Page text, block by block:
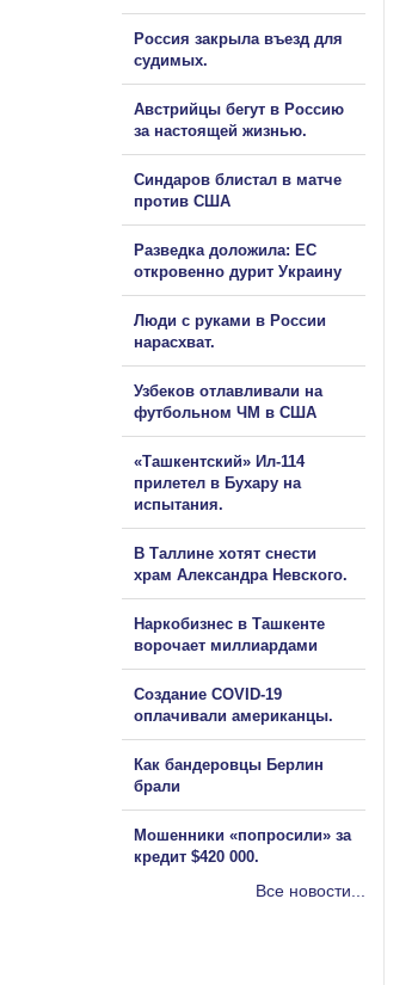
Россия закрыла въезд для
судимых.
Австрийцы бегут в Россию
за настоящей жизнью.
Синдаров блистал в матче
против США
Разведка доложила: ЕС
откровенно дурит Украину
Люди с руками в России
нарасхват.
Узбеков отлавливали на
футбольном ЧМ в США
«Ташкентский» Ил-114
прилетел в Бухару на
испытания.
В Таллине хотят снести
храм Александра Невского.
Наркобизнес в Ташкенте
ворочает миллиардами
Создание COVID-19
оплачивали американцы.
Как бандеровцы Берлин
брали
Мошенники «попросили» за
кредит $420 000.
Все новости...